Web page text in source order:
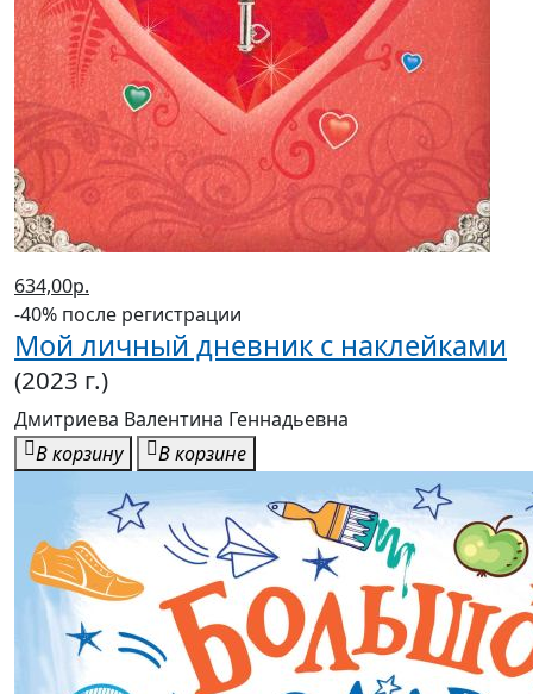
634,00р.
-40% после регистрации
Мой личный дневник с наклейками
(2023 г.)
Дмитриева Валентина Геннадьевна
В корзину
В корзине